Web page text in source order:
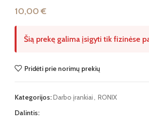
10,00€
Šią prekę galima įsigyti tik fizinėse
Pridėti prie norimų prekių
Kategorijos:Darbo įrankiai, RONIX
Dalintis: